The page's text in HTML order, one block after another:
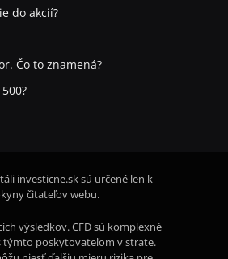
do akcií?
Čo to znamená?
investicne.sk sú určené len k
čitateľov webu.
výsledkov. CFD sú komplexné
týmto poskytovateľom v strate.